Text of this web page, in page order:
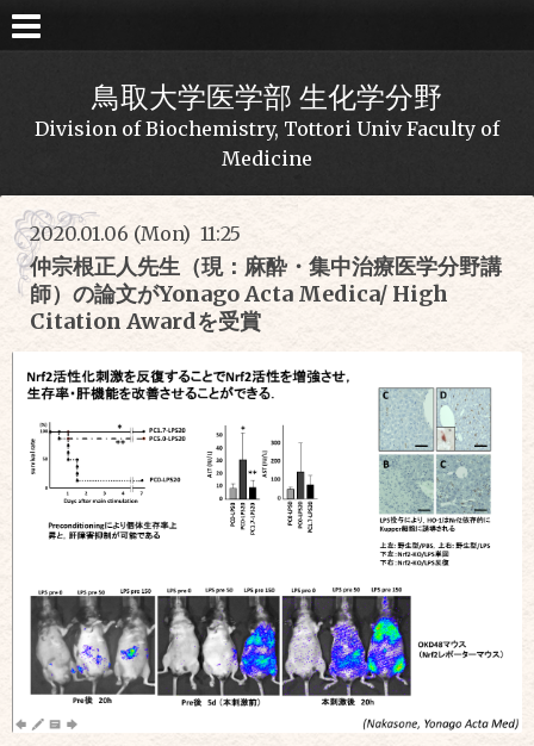
鳥取大学医学部 生化学分野
Division of Biochemistry, Tottori Univ Faculty of
Medicine
2020.01.06 (Mon) 11:25
仲宗根正人先生（現：麻酔・集中治療医学分野講
師）の論文がYonago Acta Medica/ High
Citation Awardを受賞